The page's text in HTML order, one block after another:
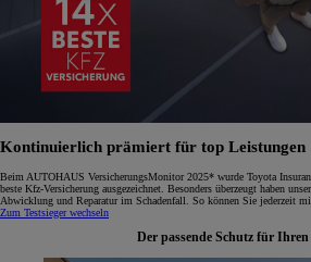
Kontinuierlich prämiert für top Leistungen
Beim AUTOHAUS VersicherungsMonitor 2025* wurde Toyota
beste Kfz-Versicherung ausgezeichnet. Besonders überzeugt haben
Abwicklung und Reparatur im Schadenfall. So können Sie jederzeit
Zum Testsieger wechseln
Der passende Schutz für Ihren